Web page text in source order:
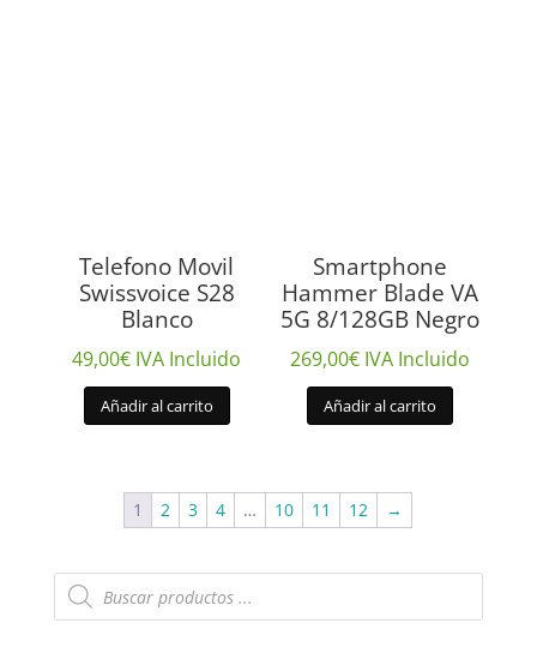
Telefono Movil
Swissvoice S28
Blanco
49,00€ IVA Incluido
Añadir al carrito
Smartphone
Hammer Blade VA
5G 8/128GB Negro
269,00€ IVA Incluido
Añadir al carrito
1 2 3 4 … 10 11 12 →
Búsqueda
de
productos